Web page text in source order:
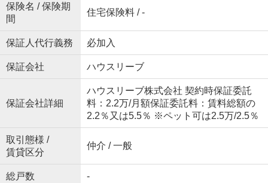
保険名 / 保険期
間
住宅保険料 / -
保証人代行義務 必加入
保証会社 ハウスリーブ
保証会社詳細
ハウスリーブ株式会社 契約時保証委託
料：2.2万/月額保証委託料：賃料総額の
2.2％又は5.5％ ※ペット可は2.5万/2.5％
取引態様 /
賃貸区分
仲介 / 一般
総戸数 -